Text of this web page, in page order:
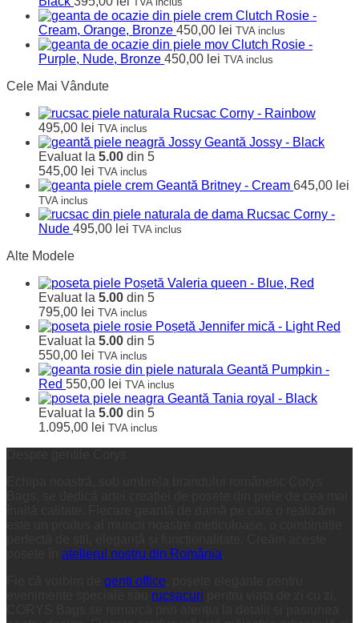
Clutch Rosie -
Cream, Orange, Bronze 450,00 lei TVA inclus
Clutch Rosie -
Purple, Nude, Bronze 450,00 lei TVA inclus
Cele Mai Vândute
Rucsac Corny - Rainbow
495,00 lei TVA inclus
Geantă Jossy - Black
Evaluat la 5.00 din 5
545,00 lei TVA inclus
Geantă Britney - Cream 645,00 lei
TVA inclus
Rucsac Corny -
Nude 495,00 lei TVA inclus
Alte Modele
Poșetă Valeria queen - Blue, Red
Evaluat la 5.00 din 5
795,00 lei TVA inclus
Poșetă Jennifer mică - Light Red
Evaluat la 5.00 din 5
550,00 lei TVA inclus
Geantă Pumpkin -
Red 550,00 lei TVA inclus
Geantă Tania royal - Black
Evaluat la 5.00 din 5
1.095,00 lei TVA inclus
atelierul nostru din România
genți office
rucsacuri